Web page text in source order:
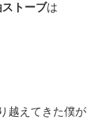
ストーブは
越えてきた僕が